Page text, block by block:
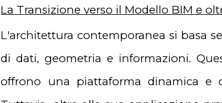
La Transizione verso il Modello BIM e
L'architettura contemporanea si basa
di dati, geometria e informazioni.
offrono una piattaforma dinamica e